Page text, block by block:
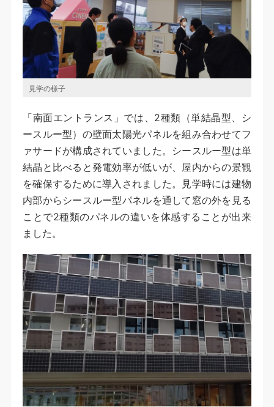
見学の様子
「南面エントランス」では、2種類（単結晶型、シ
ースルー型）の壁面太陽光パネルを組み合わせてフ
ァサードが構成されていました。シースルー型は単
結晶と比べると発電効率が低いが、屋内からの景観
を確保するために導入されました。見学時には建物
内部からシースルー型パネルを通して窓の外を見る
ことで2種類のパネルの違いを体感することが出来
ました。